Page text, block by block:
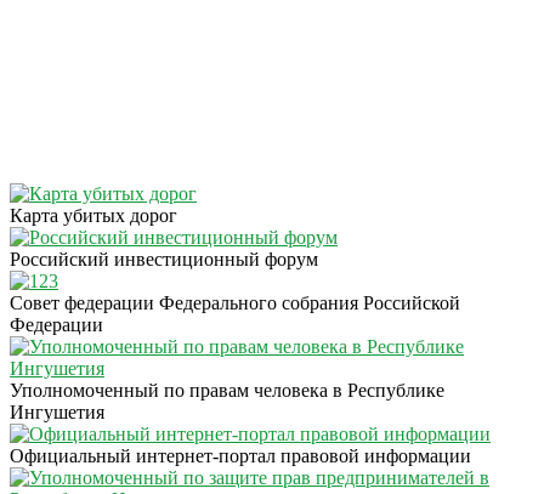
Карта убитых дорог
Российский инвестиционный форум
Совет федерации Федерального собрания Российской
Федерации
Уполномоченный по правам человека в Республике
Ингушетия
Официальный интернет-портал правовой информации